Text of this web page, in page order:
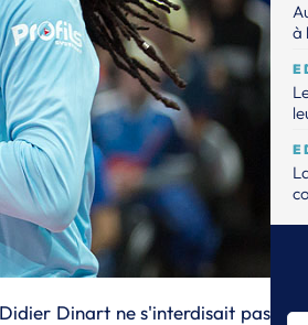
Dinart ne s'interdisait pas
à